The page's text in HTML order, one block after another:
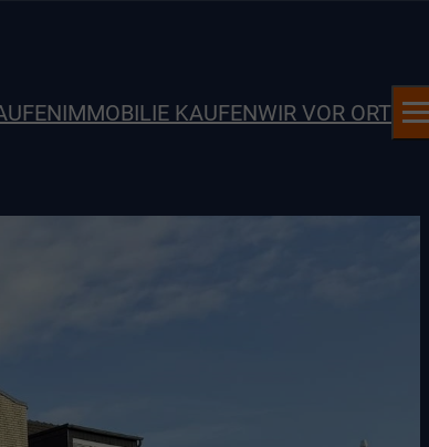
IMMOBILIE KAUFENWIR VOR ORT